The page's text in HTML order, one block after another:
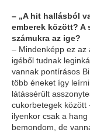
– „A hit hallásból
emberek között?
számukra az ige?
– Mindenképp ez az
igéből tudnak
vannak pontírásos
több éneket így
látássérült
cukorbetegek között
ilyenkor csak a
bemondom, de